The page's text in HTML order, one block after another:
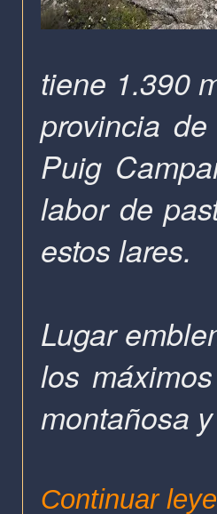
tiene 1.390
provincia
Puig
labor de
estos lares.
Lugar
los
montañosa
Continuar